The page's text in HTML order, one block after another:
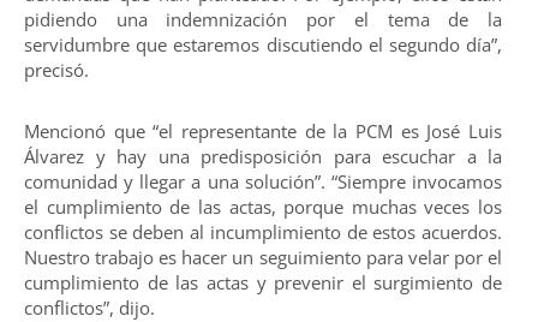
pidiendo una indemnización por el tema de la
servidumbre que estaremos discutiendo el segundo día”,
precisó.
Mencionó que “el representante de la PCM es José Luis
Álvarez y hay una predisposición para escuchar a la
comunidad y llegar a una solución”. “Siempre invocamos
el cumplimiento de las actas, porque muchas veces los
conflictos se deben al incumplimiento de estos acuerdos.
Nuestro trabajo es hacer un seguimiento para velar por el
cumplimiento de las actas y prevenir el surgimiento de
conflictos”, dijo.